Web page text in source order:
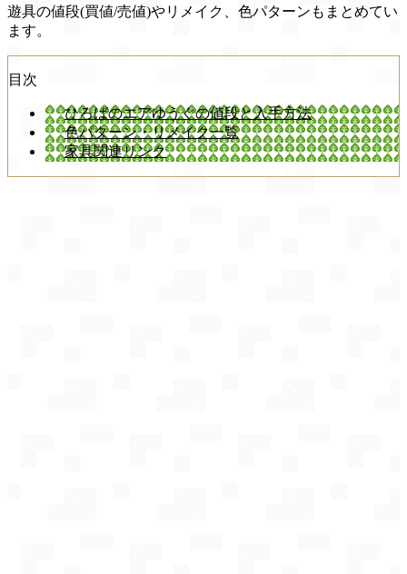
遊具の値段(買値/売値)やリメイク、色パターンもまとめてい
ます。
目次
ひろばのエアゆうぐの値段と入手方法
色パターン・リメイク一覧
家具関連リンク